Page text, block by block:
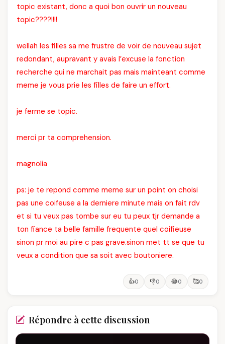
topic existant, donc a quoi bon ouvrir un nouveau
topic????!!!!
wellah les filles sa me frustre de voir de nouveau sujet
redondant, aupravant y avais l’excuse la fonction
recherche qui ne marchait pas mais mainteant comme
meme je vous prie les filles de faire un effort.
je ferme se topic.
merci pr ta comprehension.
magnolia
ps: je te repond comme meme sur un point on choisi
pas une coifeuse a la derniere minute mais on fait rdv
et si tu veux pas tombe sur eu tu peux tjr demande a
ton fiance ta belle famille frequente quel coifieuse
sinon pr moi au pire c pas grave.sinon met tt se que tu
veux a condition que sa soit avec boutoniere.
👍0 👎0 😂0 🥰0
Répondre à cette discussion